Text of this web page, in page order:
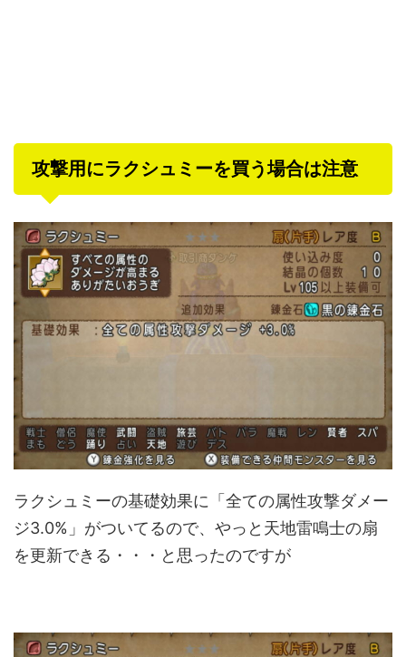
攻撃用にラクシュミーを買う場合は注意
ラクシュミーの基礎効果に「全ての属性攻撃ダメー
ジ3.0%」がついてるので、やっと天地雷鳴士の扇
を更新できる・・・と思ったのですが